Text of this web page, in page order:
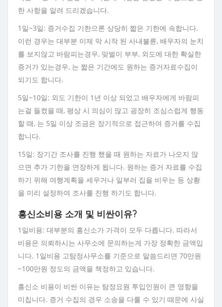
한 사항을 알려 드리겠습니다.
1일~3일: 증거수집 기한으론 상당히 짧은 기한에 속합니다.
이런 경우는 대부분 이제 막 시작 된 사내불륜, 배우자의 눈치
를 보지않고 바람피는경우, 맞벌이 부부, 외도에 대한 확실한
증거가 있는경우, 는 짧은 기간에도 원하는 증거자료수집이
되기도 합니다.
5일~10일: 외도 기한이 1년 이상 되었고 배우자에게 바람피
는걸 들켰을 때, 평상 시 의심이 많고 굉장히 조심스럽게 행동
할 때, 는 5일 이상 조금은 장기적으로 접근하여 증거를 수집
합니다.
15일: 장기간 조사를 진행 했을 때 원하는 자료가 나오지 않
으면 추가 기한을 연장하게 됩니다. 원하는 증거 자료를 수집
하기 위해 여행계획을 세우거나 일부러 집을 비우는 등 상황
을 미리 설정하여 조사를 진행 하기도 합니다.
흥신소비용 소개 및 비싼이유?
1일비용: 대부분의 흥신소가 가격이 모두 다릅니다. 따라서
비용은 의뢰하시는 사무소에 문의하는게 가장 정확한 금액입
니다. 1일비용 고탐정사무소를 기준으로 말씀드리면 70만원
~100만원 정도의 금액을 책정하고 있습니다.
흥신소 비용이 비싼 이유는 탐정요원 투입인원이 큰 영향을
미칩니다. 증거 수집의 경우 소송을 다룰 수 있기 때문에 사실